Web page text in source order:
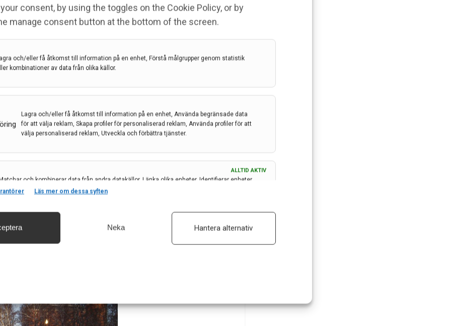
consent, by using the toggles on the Cookie Policy, or by
manage consent button at the bottom of the screen.
och/eller få åtkomst till information på en enhet, Förstå målgrupper genom statistik
kombinationer av data från olika källor.
Lagra och/eller få åtkomst till information på en enhet, Använda begränsade data
för att välja reklam, Skapa profiler för personaliserad reklam, Använda profiler för att
välja personaliserad reklam, Utveckla och förbättra tjänster.
ALLTID AKTIV
och kombinerar data från andra datakällor, Länka olika enheter, Identifierar enheter
på information som överförs automatiskt.
och meddela dina integritetsval.
ALLTID AKTIV
Läs mer om dessa syften
Neka Hantera alternativ
en oregelbunden hjärtrytm kallad
stroke.
11 dec 2024